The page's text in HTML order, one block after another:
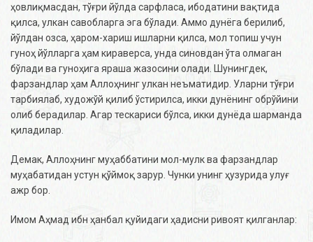
ҳовлиқмасдан, тўғри йўлда сарфласа, ибодатини вақтида
қилса, улкан савобларга эга бўлади. Аммо дунёга берилиб,
йўлдан озса, ҳаром-хариш ишларни қилса, мол топиш учун
гуноҳ йўлларга ҳам кираверса, унда синовдан ўта олмаган
бўлади ва гуноҳига яраша жазосини олади. Шунингдек,
фарзандлар ҳам Аллоҳнинг улкан неъматидир. Уларни тўғри
тарбиялаб, художўй қилиб ўстирилса, икки дунёнинг обрўйини
олиб берадилар. Агар тескариси бўлса, икки дунёда шарманда
қиладилар.
Демак, Аллоҳнинг муҳаббатини мол-мулк ва фарзандлар
муҳабатидан устун қўймоқ зарур. Чунки унинг ҳузурида улуғ
ажр бор.
Имом Аҳмад ибн ҳанбал қуйидаги ҳадисни ривоят қилганлар: